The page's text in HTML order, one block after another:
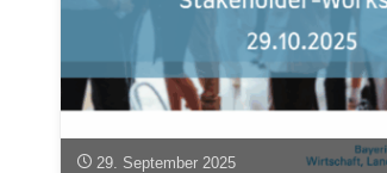
29. September 2025